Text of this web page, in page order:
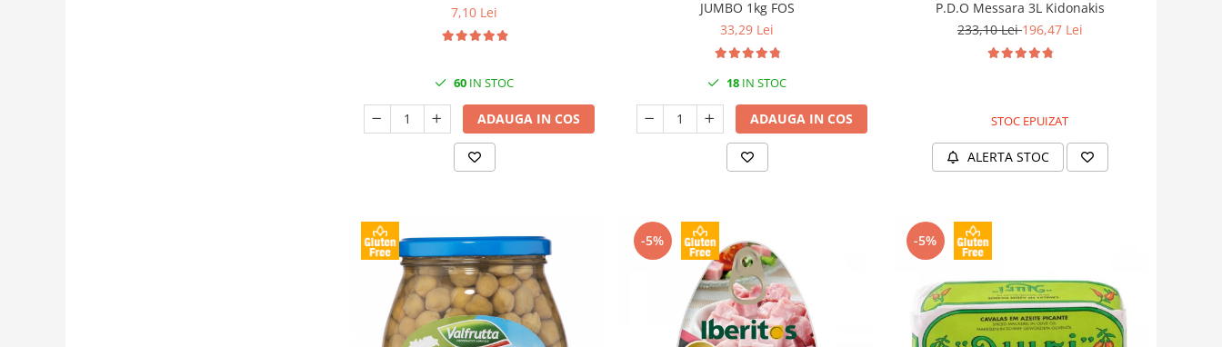
7,10 Lei
60 IN STOC
ADAUGA IN COS
JUMBO 1kg FOS
33,29 Lei
18 IN STOC
ADAUGA IN COS
P.D.O Messara 3L Kidonakis
233,10 Lei196,47 Lei
STOC EPUIZAT
ALERTA STOC
-5% -5%